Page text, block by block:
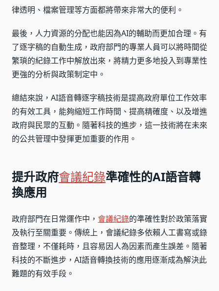
律透明、檔案管理等方面都將帶來非常大的便利。
最後，人力資源的分配也能因為AI的輔助而更加合理。有
了逐字稿的自動生成，政府部門的專業人員可以將時間從
繁瑣的紀錄工作中解放出來，將精力更多地投入到專業性
更強的分析與政策制定中。
總結來說，AI語音轉逐字稿技術是提高政府單位工作效率
的有效工具，能夠縮短工作時間、提高精確度、以及增進
政府與民眾的互動。隨著科技的進步，這一技術將在未來
的公共管理中發揮更加重要的作用。
提升政府會議紀錄準確性的AI語音轉
換應用
政府部門在日常運作中， 會議紀錄的準確性對於政策落實
及執行至關重要。傳統上，會議紀錄多依賴人工書寫或錄
音整理，不僅耗時，且容易因人為因素而產生誤差。隨著
科技的不斷進步，AI語音轉換技術的應用逐漸成為解決此
難題的有效手段。